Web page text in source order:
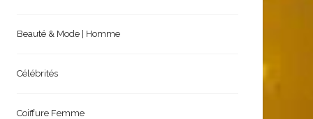
Beauté & Mode | Homme
Célébrités
Coiffure Femme